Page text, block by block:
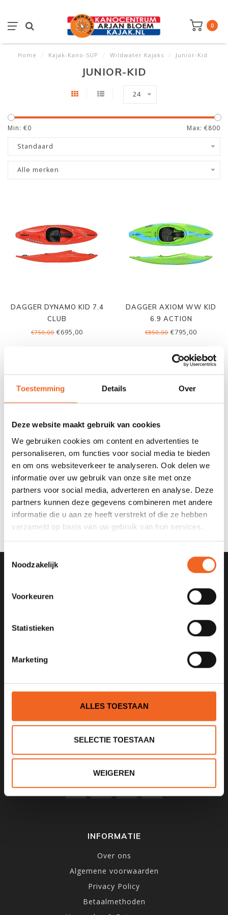
Toestemming Details Over
Deze website maakt gebruik van cookies
We gebruiken cookies om content en advertenties te
personaliseren, om functies voor social media te bieden
en om ons websiteverkeer te analyseren. Ook delen we
informatie over uw gebruik van onze site met onze
partners voor social media, adverteren en analyse. Deze
partners kunnen deze gegevens combineren met andere
informatie die u aan ze heeft verstrekt of die ze hebben
verzameld op basis van uw gebruik van hun services.
Toestemmingsselectie
Noodzakelijk
Voorkeuren
Statistieken
Marketing
ALLES TOESTAAN
SELECTIE TOESTAAN
WEIGEREN
0
Home / Kajak-Kano-SUP / Wildwater Kajaks / Junior-Kid
JUNIOR-KID
24
Min: €0 Max: €800
Standaard
Alle merken
DAGGER DYNAMO KID 7.4
CLUB
€750,00 €695,00
DAGGER AXIOM WW KID
6.9 ACTION
€850,00 €795,00
PYRANHA REBEL WW KID
CONNECT
€695,00 €650,00
EXO-GUIGUI HELIXIR XS
KID
€1.050,00 €795,00
1531MD
Wormer
075 621 8805
info@kajak.nl
INFORMATIE
Over ons
Algemene voorwaarden
Privacy Policy
Betaalmethoden